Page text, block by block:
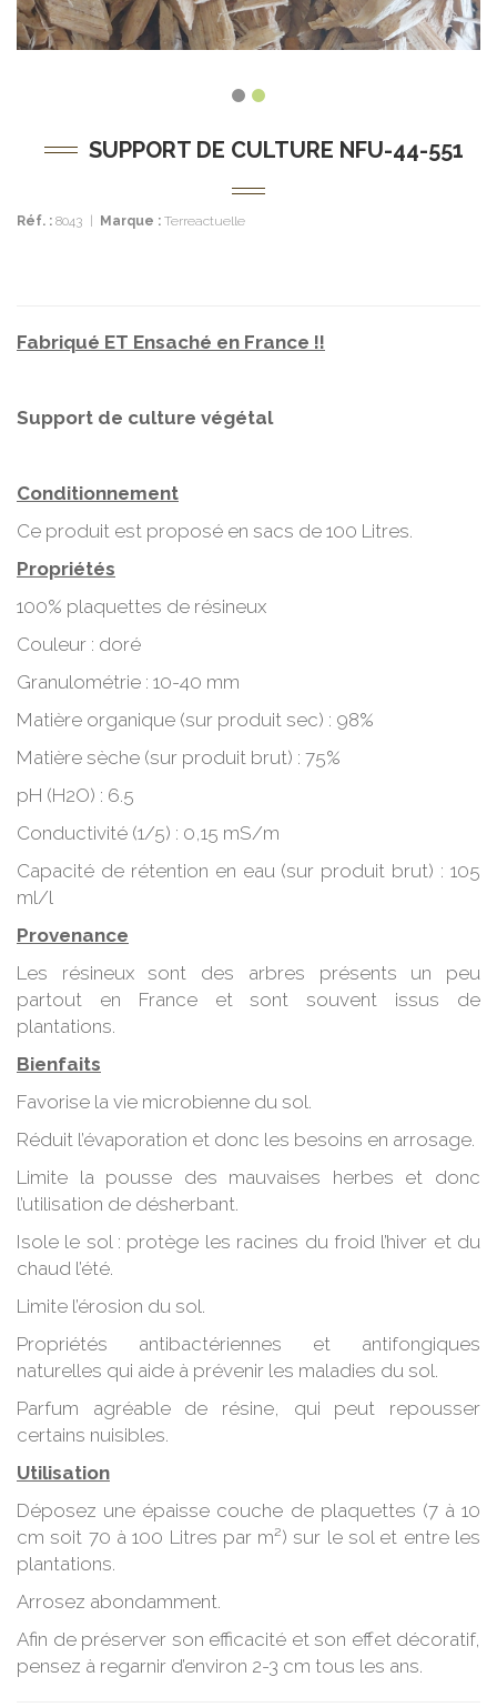
SUPPORT DE CULTURE NFU-44-551
Réf. : 8043 Marque : Terreactuelle
Fabriqué ET Ensaché en France !!
Support de culture végétal
Conditionnement
Ce produit est proposé en sacs de 100 Litres.
Propriétés
100% plaquettes de résineux
Couleur : doré
Granulométrie : 10-40 mm
Matière organique (sur produit sec) : 98%
Matière sèche (sur produit brut) : 75%
pH (H2O) : 6.5
Conductivité (1/5) : 0,15 mS/m
Capacité de rétention en eau (sur produit brut) : 105
ml/l
Provenance
Les résineux sont des arbres présents un peu
partout en France et sont souvent issus de
plantations.
Bienfaits
Favorise la vie microbienne du sol.
Réduit l’évaporation et donc les besoins en arrosage.
Limite la pousse des mauvaises herbes et donc
l’utilisation de désherbant.
Isole le sol : protège les racines du froid l’hiver et du
chaud l’été.
Limite l’érosion du sol.
Propriétés antibactériennes et antifongiques
naturelles qui aide à prévenir les maladies du sol.
Parfum agréable de résine, qui peut repousser
certains nuisibles.
Utilisation
Déposez une épaisse couche de plaquettes (7 à 10
cm soit 70 à 100 Litres par m²) sur le sol et entre les
plantations.
Arrosez abondamment.
Afin de préserver son efficacité et son effet décoratif,
pensez à regarnir d’environ 2-3 cm tous les ans.